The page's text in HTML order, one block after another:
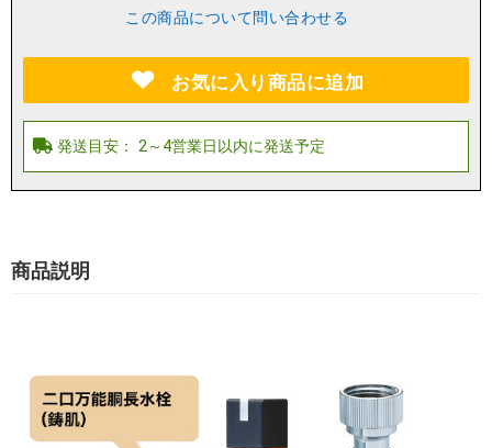
この商品について問い合わせる
お気に入り商品に追加
商品説明